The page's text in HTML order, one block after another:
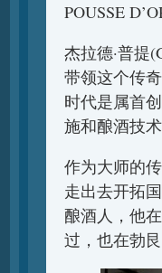
POUSSE
杰拉德·普提
带领这个传
时代是属首
施和酿酒技
作为大师的
走出去开拓
酿酒人，他
过，也在勃